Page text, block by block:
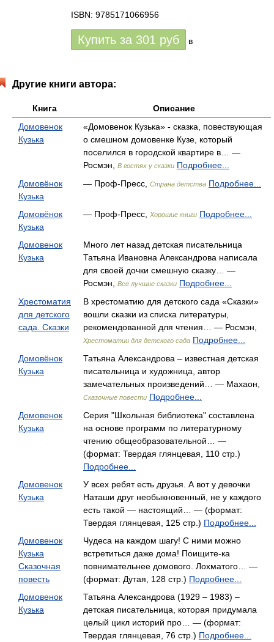
ISBN: 9785171066956
Купить за 301 руб в
Другие книги автора:
Книга
Описание
Домовенок
Кузька
«Домовенок Кузька» - сказка, повествующая
о смешном домовенке Кузе, который
поселился в городской квартире в… —
Росмэн,
В гостях у сказки Подробнее...
Домовёнок
Кузька
— Проф-Пресс, Страна детства Подробнее...
Домовёнок
Кузька
— Проф-Пресс, Хорошие книги Подробнее...
Домовенок
Кузька
Много лет назад детская писательница
Татьяна Ивановна Александрова написала
для своей дочки смешную сказку… —
Росмэн,
Все лучшие сказки Подробнее...
Хрестоматия
для детского
сада. Сказки
В хрестоматию для детского сада «Сказки»
вошли сказки из списка литературы,
рекомендованной для чтения… — Росмэн,
Хрестоматии для детского сада Подробнее...
Домовёнок
Кузька
Татьяна Александрова – известная детская
писательница и художница, автор
замечательных произведений… — Махаон,
Сказочные повести Подробнее...
Домовенок
Кузька
Серия "Школьная библиотека" составлена
на основе программ по литературному
чтению общеобразовательной… —
(формат: Твердая глянцевая, 110 стр.)
Подробнее...
Домовенок
Кузька
У всех ребят есть друзья. А вот у девочки
Наташи друг необыкновенный, не у каждого
есть такой — настоящий… — (формат:
Твердая глянцевая, 125 стр.) Подробнее...
Домовенок
Кузька
Сказочная
повесть
Чудеса на каждом шагу! С ними можно
встретиться даже дома! Поищите-ка
повнимательнее домового. Лохматого… —
(формат: Дутая, 128 стр.) Подробнее...
Домовенок
Кузька
Татьяна Александрова (1929 – 1983) –
детская писательница, которая придумала
целый цикл историй про… — (формат:
Твердая глянцевая, 76 стр.) Подробнее...